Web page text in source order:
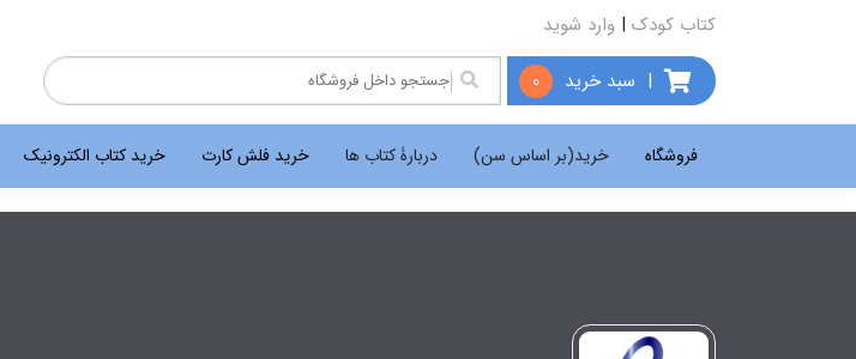
کتاب کودک | وارد شوید
| سبد خرید 0
فروشگاه خرید(بر اساس سن) دربارۀ کتاب ها خرید فلش کارت خرید کتاب الکترونیک